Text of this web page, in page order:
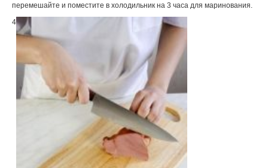
перемешайте и поместите в холодильник на 3 часа для маринования.
4